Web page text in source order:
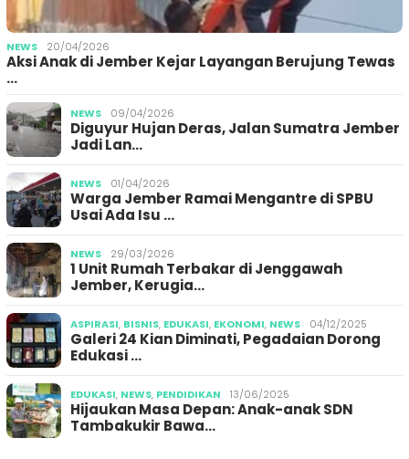
NEWS 20/04/2026
Aksi Anak di Jember Kejar Layangan Berujung Tewas
…
NEWS 09/04/2026
Diguyur Hujan Deras, Jalan Sumatra Jember
Jadi Lan…
NEWS 01/04/2026
Warga Jember Ramai Mengantre di SPBU
Usai Ada Isu …
NEWS 29/03/2026
1 Unit Rumah Terbakar di Jenggawah
Jember, Kerugia…
ASPIRASI, BISNIS, EDUKASI, EKONOMI, NEWS 04/12/2025
Galeri 24 Kian Diminati, Pegadaian Dorong
Edukasi …
EDUKASI, NEWS, PENDIDIKAN 13/06/2025
Hijaukan Masa Depan: Anak-anak SDN
Tambakukir Bawa…